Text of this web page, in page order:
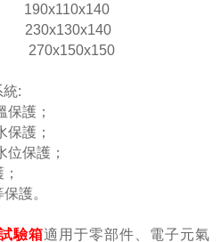
190x110x140
230x130x140
270x150x150
統:
護；
護；
保護；
護。
驗箱適用于零部件、電子元氣